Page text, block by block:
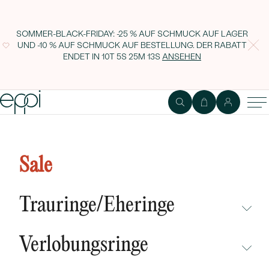
SOMMER-BLACK-FRIDAY: -25 % AUF SCHMUCK AUF LAGER
UND -10 % AUF SCHMUCK AUF BESTELLUNG. DER RABATT
ENDET IN 10T 5S 25M 12SANSEHEN
Sale
Trauringe/Eheringe
NEUHEITEN
Verlobungsringe
Silber Keara